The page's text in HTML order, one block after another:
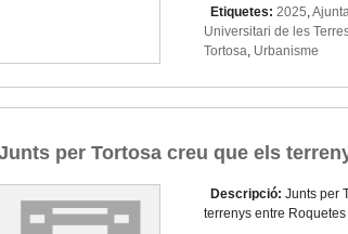
Etiquetes: 2025,
Universitari de les
Tortosa, Urbanisme
per Tortosa creu que els
Descripció: Junts per
terrenys entre